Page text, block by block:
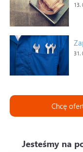
13.
31.
Chcę
Jesteśmy na